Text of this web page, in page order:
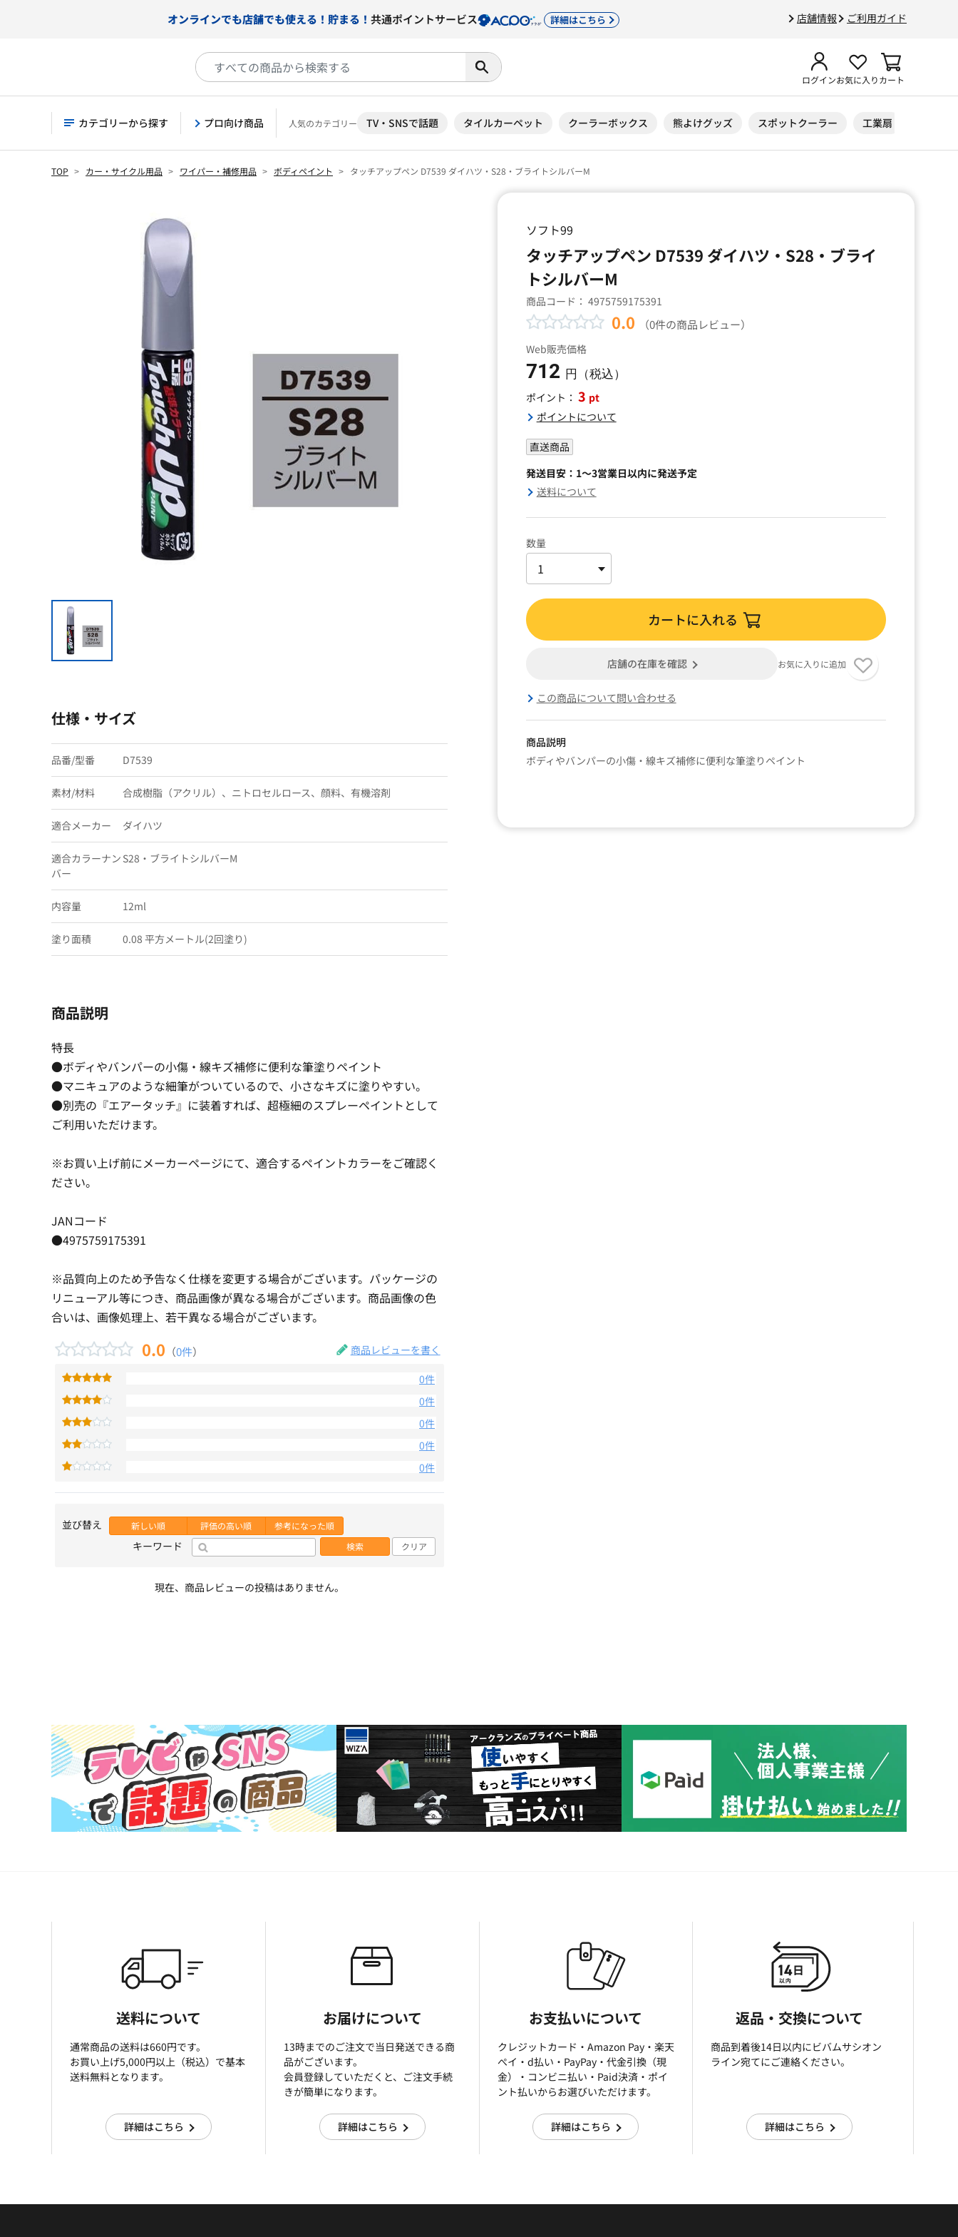
店舗情報 ご利用ガイド
オンラインでも店舗でも使える！貯まる！ 共通ポイントサービス 詳細はこちら
ログインお気に入りカート
カテゴリーから探す プロ向け商品 人気のカテゴリー TV・SNSで話題 タイルカーペット クーラーボックス 熊よけグッズ スポットクーラー 工業扇
TOP カー・サイクル用品 ワイパー・補修用品 ボディペイント タッチアップペン D7539 ダイハツ・S28・ブライトシルバーM
ソフト99
タッチアップペン D7539 ダイハツ・S28・ブライ
トシルバーM
商品コード： 4975759175391
0.0 （0件の商品レビュー）
Web販売価格
712 円（税込）
ポイント： 3 pt
ポイントについて
直送商品
発送目安：1～3営業日以内に発送予定
送料について
数量
カートに入れる
店舗の在庫を確認 お気に入りに追加
この商品について問い合わせる
商品説明
ボディやバンパーの小傷・線キズ補修に便利な筆塗りペイント
仕様・サイズ
品番/型番 D7539
素材/材料 合成樹脂（アクリル）、ニトロセルロース、顔料、有機溶剤
適合メーカー ダイハツ
適合カラーナン
バー
S28・ブライトシルバーM
内容量 12ml
塗り面積 0.08 平方メートル(2回塗り)
商品説明
特長
●ボディやバンパーの小傷・線キズ補修に便利な筆塗りペイント
●マニキュアのような細筆がついているので、小さなキズに塗りやすい。
●別売の『エアータッチ』に装着すれば、超極細のスプレーペイントとして
ご利用いただけます。
※お買い上げ前にメーカーページにて、適合するペイントカラーをご確認く
ださい。
JANコード
●4975759175391
※品質向上のため予告なく仕様を変更する場合がございます。パッケージの
リニューアル等につき、商品画像が異なる場合がございます。商品画像の色
合いは、画像処理上、若干異なる場合がございます。
0.0 （0件） 商品レビューを書く
0件
0件
0件
0件
0件
並び替え 新しい順 評価の高い順 参考になった順
キーワード 検索 クリア
現在、商品レビューの投稿はありません。
送料について
通常商品の送料は660円です。
お買い上げ5,000円以上（税込）で基本
送料無料となります。
詳細はこちら
お届けについて
13時までのご注文で当日発送できる商
品がございます。
会員登録していただくと、ご注文手続
きが簡単になります。
詳細はこちら
お支払いについて
クレジットカード・Amazon Pay・楽天
ぺイ・d払い・PayPay・代金引換（現
金）・コンビニ払い・Paid決済・ポイ
ント払いからお選びいただけます。
詳細はこちら
返品・交換について
商品到着後14日以内にビバムサシオン
ライン宛てにご連絡ください。
詳細はこちら